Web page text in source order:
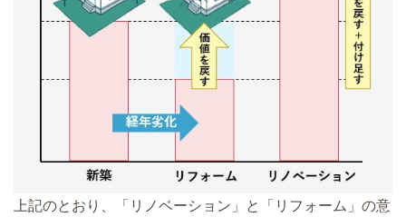
上記のとおり、「リノベーション」と「リフォーム」の意